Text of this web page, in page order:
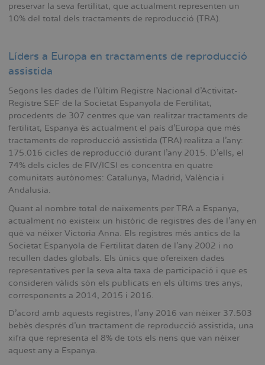
preservar la seva fertilitat, que actualment representen un
10% del total dels tractaments de reproducció (TRA).
Líders a Europa en tractaments de reproducció
assistida
Segons les dades de l'últim Registre Nacional d'Activitat-
Registre SEF de la Societat Espanyola de Fertilitat,
procedents de 307 centres que van realitzar tractaments de
fertilitat, Espanya és actualment el país d'Europa que més
tractaments de reproducció assistida (TRA) realitza a l'any:
175.016 cicles de reproducció durant l'any 2015. D'ells, el
74% dels cicles de FIV/ICSI es concentra en quatre
comunitats autònomes: Catalunya, Madrid, València i
Andalusia.
Quant al nombre total de naixements per TRA a Espanya,
actualment no existeix un històric de registres des de l'any en
què va néixer Victoria Anna. Els registres més antics de la
Societat Espanyola de Fertilitat daten de l'any 2002 i no
recullen dades globals. Els únics que ofereixen dades
representatives per la seva alta taxa de participació i que es
consideren vàlids són els publicats en els últims tres anys,
corresponents a 2014, 2015 i 2016.
D'acord amb aquests registres, l'any 2016 van néixer 37.503
bebès després d'un tractament de reproducció assistida, una
xifra que representa el 8% de tots els nens que van néixer
aquest any a Espanya.